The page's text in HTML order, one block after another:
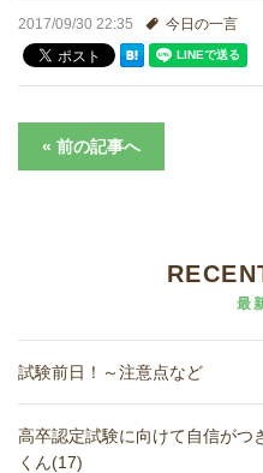
生徒さんの声
2017/09/30 22:35 今日の一言
« 前の記事へ
最
試験前日！～注意点など
高卒認定試験に向けて自信がつ
くん(17)